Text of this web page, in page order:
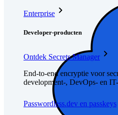
Enterprise
Developer-producten
Ontdek Secrets Manager
End-to-end encryptie voor
development-, DevOps- en
Passwordless.dev en passkeys